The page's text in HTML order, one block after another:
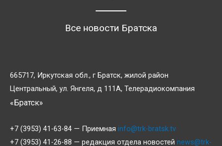
Все новости Братска
665717, Иркутская обл., г Братск, жилой район
Центральный, ул. Янгеля, д 111А, Телерадиокомпания
«Братск»
+7 (3953) 41-63-84 — Приемная info@trk-bratsk.tv
+7 (3953) 41-26-88 — редакция отдела новостей news@trk-